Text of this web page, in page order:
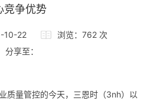
竞争优势
10-22
浏览：762 次
分享至：
质量管控的今天，三恩时（3nh）以